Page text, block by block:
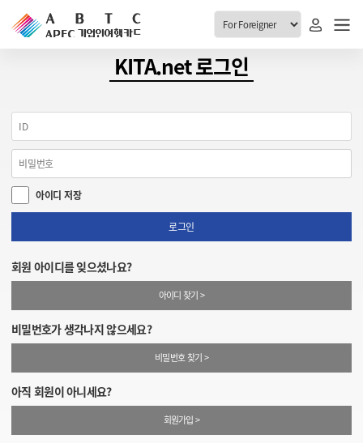
ABTC 전체메뉴
안내
ABTC 제도 소개
VABTC 안내
발급 자격요건
취소/반납 안내
신청
취소
신청진행 현황
소지자 현황
고객센터
1:1 문의
KITA.net 로그인
아이디 저장
로그인
회원 아이디를 잊으셨나요?
아이디 찾기 >
비밀번호가 생각나지 않으세요?
비밀번호 찾기 >
아직 회원이 아니세요?
회원가입 >